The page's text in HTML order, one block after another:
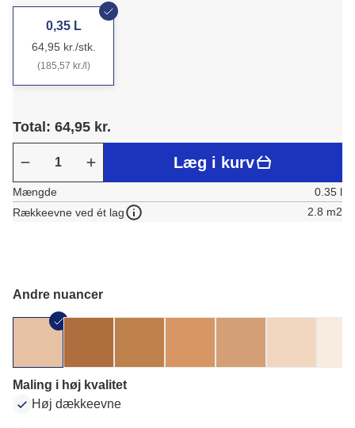
0,35 L
64,95 kr./stk.
(185,57 kr./l)
Total: 64,95 kr.
Læg i kurv
Mængde
0.35 l
Rækkeevne ved ét lag
2.8 m2
Andre nuancer
Maling i høj kvalitet
Høj dækkeevne